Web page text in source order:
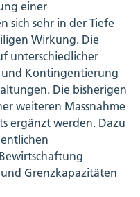
einer
sich sehr in der Tiefe
Wirkung. Die
unterschiedlicher
und Kontingentierung
Die bisherigen
weiteren Massnahme
ergänzt werden. Dazu
Grenzkapazitäten